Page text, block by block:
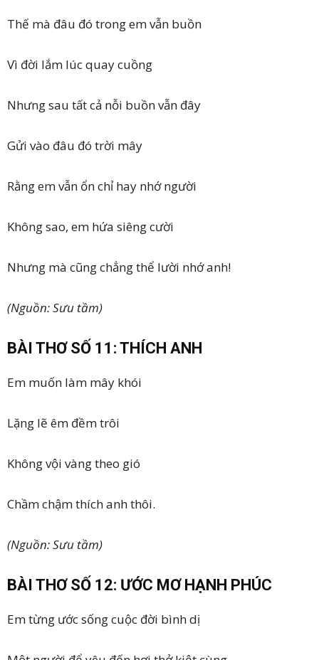
Thế mà đâu đó trong em vẫn buồn
Vì đời lắm lúc quay cuồng
Nhưng sau tất cả nỗi buồn vẫn đây
Gửi vào đâu đó trời mây
Rằng em vẫn ổn chỉ hay nhớ người
Không sao, em hứa siêng cười
Nhưng mà cũng chẳng thể lười nhớ anh!
(Nguồn: Sưu tầm)
BÀI THƠ SỐ 11: THÍCH ANH
Em muốn làm mây khói
Lặng lẽ êm đềm trôi
Không vội vàng theo gió
Chầm chậm thích anh thôi.
(Nguồn: Sưu tầm)
BÀI THƠ SỐ 12: ƯỚC MƠ HẠNH PHÚC
Em từng ước sống cuộc đời bình dị